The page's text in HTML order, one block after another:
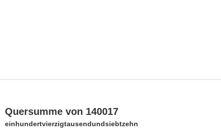
Quersumme von 140017
einhundertvierzigtausendundsiebtzehn